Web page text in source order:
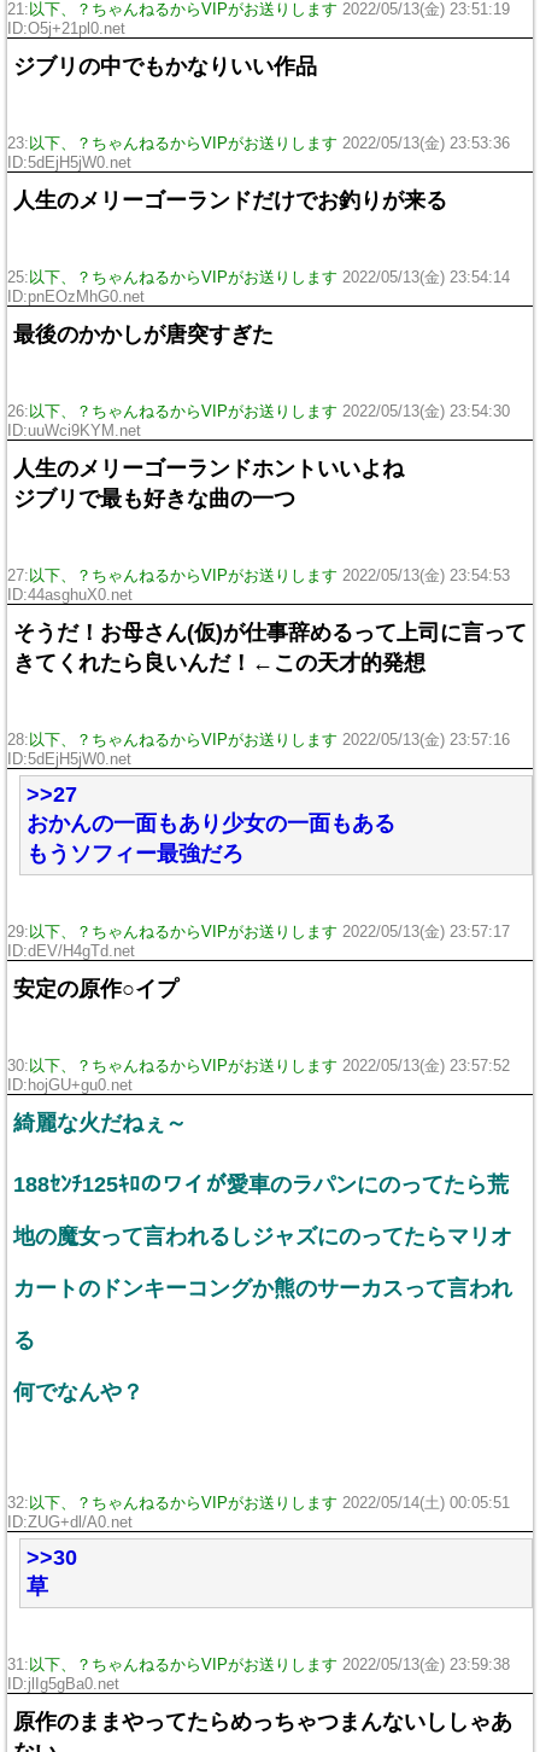
21: 以下、？ちゃんねるからVIPがお送りします 2022/05/13(金) 23:51:19
ID:O5j+21pl0.net
ジブリの中でもかなりいい作品
23: 以下、？ちゃんねるからVIPがお送りします 2022/05/13(金) 23:53:36
ID:5dEjH5jW0.net
人生のメリーゴーランドだけでお釣りが来る
25: 以下、？ちゃんねるからVIPがお送りします 2022/05/13(金) 23:54:14
ID:pnEOzMhG0.net
最後のかかしが唐突すぎた
26: 以下、？ちゃんねるからVIPがお送りします 2022/05/13(金) 23:54:30
ID:uuWci9KYM.net
人生のメリーゴーランドホントいいよね
ジブリで最も好きな曲の一つ
27: 以下、？ちゃんねるからVIPがお送りします 2022/05/13(金) 23:54:53
ID:44asghuX0.net
そうだ！お母さん(仮)が仕事辞めるって上司に言って
きてくれたら良いんだ！←この天才的発想
28: 以下、？ちゃんねるからVIPがお送りします 2022/05/13(金) 23:57:16
ID:5dEjH5jW0.net
>>27
おかんの一面もあり少女の一面もある
もうソフィー最強だろ
29: 以下、？ちゃんねるからVIPがお送りします 2022/05/13(金) 23:57:17
ID:dEV/H4gTd.net
安定の原作○イプ
30: 以下、？ちゃんねるからVIPがお送りします 2022/05/13(金) 23:57:52
ID:hojGU+gu0.net
綺麗な火だねぇ～
188ｾﾝﾁ125ｷﾛのワイが愛車のラパンにのってたら荒
地の魔女って言われるしジャズにのってたらマリオ
カートのドンキーコングか熊のサーカスって言われ
る
何でなんや？
32: 以下、？ちゃんねるからVIPがお送りします 2022/05/14(土) 00:05:51
ID:ZUG+dl/A0.net
>>30
草
31: 以下、？ちゃんねるからVIPがお送りします 2022/05/13(金) 23:59:38
ID:jlIg5gBa0.net
原作のままやってたらめっちゃつまんないししゃあ